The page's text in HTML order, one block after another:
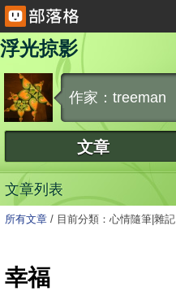
浮光掠影
作家：treeman
文章
文章列表
所有文章 / 目前分類：心情隨筆|雜記
幸福